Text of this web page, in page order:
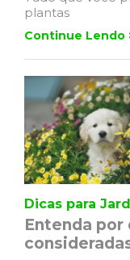
plantas
Continue Lendo
Dicas para
Entenda por